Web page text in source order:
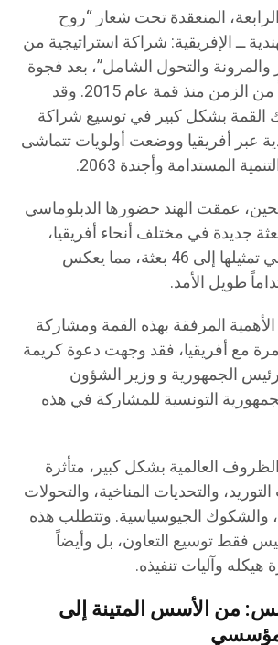
المنعقدة تحت شعار “روح
ــ الإفريقية: شراكة استراتيجية من
والمرونة والتحول الشامل”، بعد فجوة
دامت عقداً من الزمن منذ قمة عام 2015. وقد
بشكل كبير في توسيع شراكة
عبر أفريقيا ووضعت أولويات تتماشى
المستدامة وأجندة 2063.
عمقت الهند حضورها الدبلوماسي
17 بعثة جديدة في مختلف أنحاء أفريقيا،
ليصل إجمالي تمثيلها إلى 46 بعثة، مما يعكس
طويل الأمد.
المرفقة بهذه القمة ومشاركة
مع أفريقيا، فقد وجهت دعوة كريمة
الجمهورية و وزير الشؤون
التونسية للمشاركة في هذه
العالمية بشكل كبير، متأثرة
والتحديات المناخية، والتحولات
والشكوك الجيوسياسية. وتتطلب هذه
فقط توسيع التعاون، بل وأيضاً
هيكله وآليات تنفيذه.
من الأسس المتينة إلى